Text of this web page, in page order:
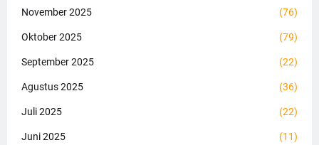
November 2025 (76)
Oktober 2025 (79)
September 2025 (22)
Agustus 2025 (36)
Juli 2025 (22)
Juni 2025 (11)